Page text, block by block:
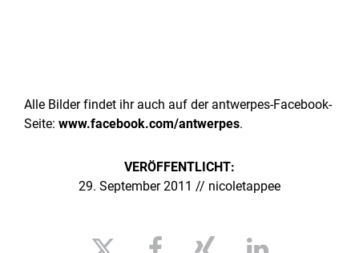
Alle Bilder findet ihr auch auf der antwerpes-Facebook-
Seite: www.facebook.com/antwerpes.
VERÖFFENTLICHT:
29. September 2011 // nicoletappee